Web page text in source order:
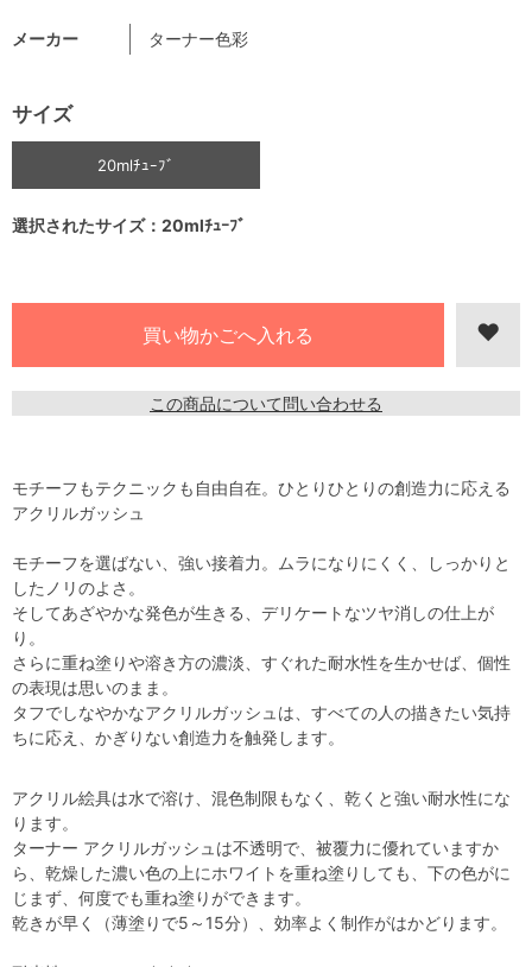
メーカー ターナー色彩
サイズ
20mlﾁｭｰﾌﾞ
選択されたサイズ：20mlﾁｭｰﾌﾞ
この商品について問い合わせる
モチーフもテクニックも自由自在。ひとりひとりの創造力に応える
アクリルガッシュ
モチーフを選ばない、強い接着力。ムラになりにくく、しっかりと
したノリのよさ。
そしてあざやかな発色が生きる、デリケートなツヤ消しの仕上が
り。
さらに重ね塗りや溶き方の濃淡、すぐれた耐水性を生かせば、個性
の表現は思いのまま。
タフでしなやかなアクリルガッシュは、すべての人の描きたい気持
ちに応え、かぎりない創造力を触発します。
アクリル絵具は水で溶け、混色制限もなく、乾くと強い耐水性にな
ります。
ターナー アクリルガッシュは不透明で、被覆力に優れていますか
ら、乾燥した濃い色の上にホワイトを重ね塗りしても、下の色がに
じまず、何度でも重ね塗りができます。
乾きが早く（薄塗りで5～15分）、効率よく制作がはかどります。